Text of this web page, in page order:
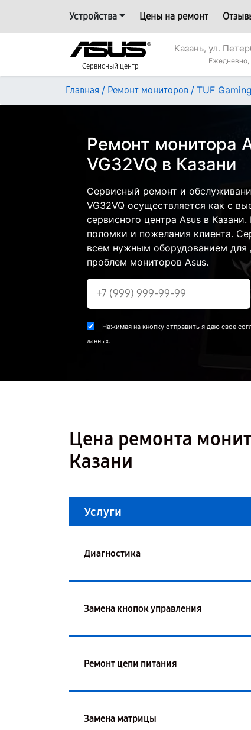
Устройства Цены на ремонт
Сервисный центр
Казань, ул.
Главная / Ремонт мониторов / TUF
Ремонт монитора
VG32VQ в Казани
Сервисный ремонт и
VG32VQ осуществляется как с
сервисного центра Asus в
поломки и пожелания клиента.
всем нужным оборудованием для
проблем мониторов Asus.
Нажимая на кнопку отправить я даю свое
данных.
Цена ремонта
Казани
Услуги
Диагностика
Замена кнопок управления
Ремонт цепи питания
Замена матрицы